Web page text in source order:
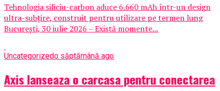
Tehnologia siliciu-carbon aduce 6.660 mAh într-un design
ultra-subțire, construit pentru utilizare pe termen lung
București, 30 iulie 2026 – Există momente...
Uncategorizedo săptămână ago
Axis lanseaza o carcasa pentru conectarea